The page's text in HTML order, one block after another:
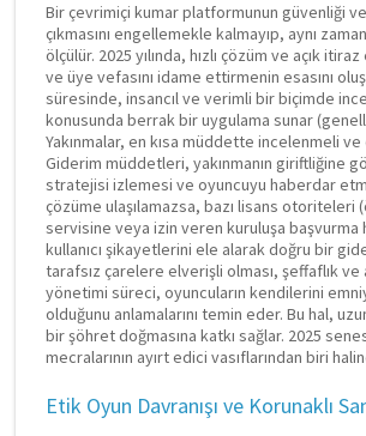
Bir çevrimiçi kumar platformunun güvenliği ve
çıkmasını engellemekle kalmayıp, aynı
ölçülür. 2025 yılında, hızlı çözüm ve açık
ve üye vefasını idame ettirmenin esasını
süresinde, insancıl ve verimli bir biçimde
konusunda berrak bir uygulama sunar
Yakınmalar, en kısa müddette incelenmeli
Giderim müddetleri, yakınmanın giriftliğine
stratejisi izlemesi ve oyuncuyu haberdar
çözüme ulaşılamazsa, bazı lisans otoriteleri
servisine veya izin veren kuruluşa başvurma
kullanıcı şikayetlerini ele alarak doğru bir
tarafsız çarelere elverişli olması, şeffaflık
yönetimi süreci, oyuncuların kendilerini
olduğunu anlamalarını temin eder. Bu hal,
bir şöhret doğmasına katkı sağlar. 2025
mecralarının ayırt edici vasıflarından biri
Etik Oyun Davranışı ve Korunaklı